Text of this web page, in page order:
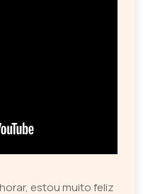
estou muito feliz